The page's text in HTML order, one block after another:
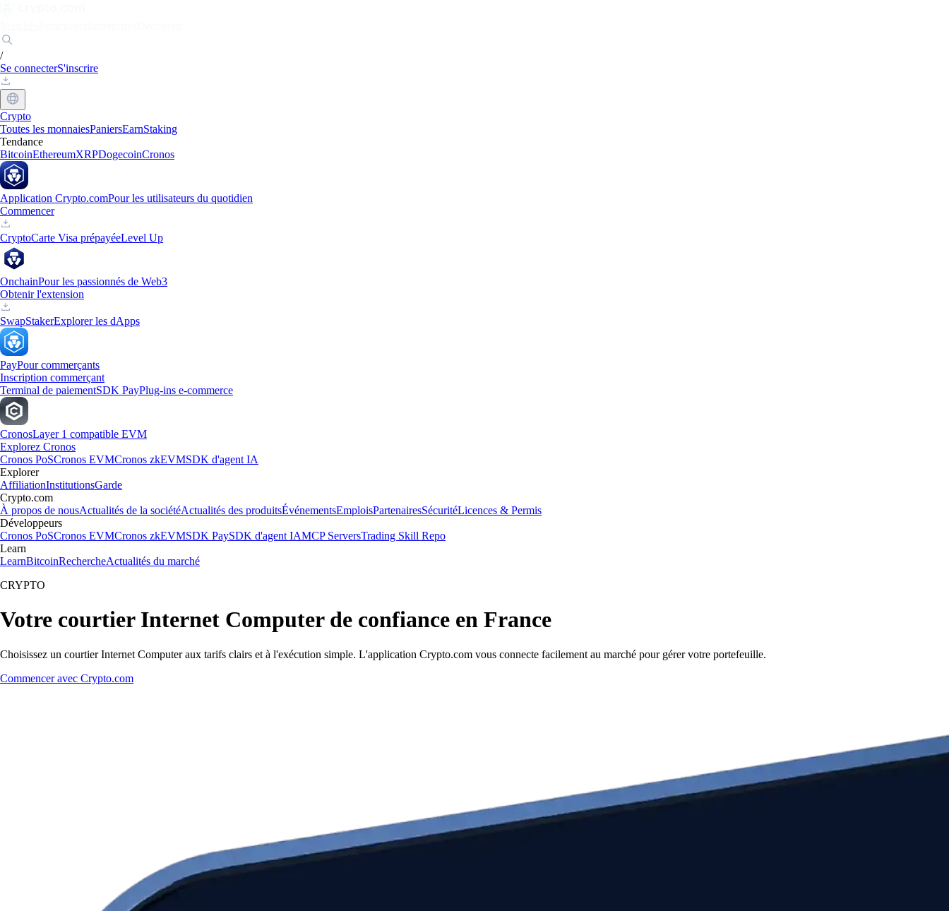
/
Se connecterS'inscrire
Crypto
Toutes les monnaiesPaniersEarnStaking
Tendance
BitcoinEthereumXRPDogecoinCronos
Application Crypto.comPour les utilisateurs du quotidien
Commencer
CryptoCarte Visa prépayéeLevel Up
OnchainPour les passionnés de Web3
Obtenir l'extension
SwapStakerExplorer les dApps
PayPour commerçants
Inscription commerçant
Terminal de paiementSDK PayPlug-ins e-commerce
CronosLayer 1 compatible EVM
Explorez Cronos
Cronos PoSCronos EVMCronos zkEVMSDK d'agent IA
Explorer
AffiliationInstitutionsGarde
Crypto.com
À propos de nousActualités de la sociétéActualités des produitsÉvénementsEmploisPartenairesSécuritéLicences & Permis
Développeurs
Cronos PoSCronos EVMCronos zkEVMSDK PaySDK d'agent IAMCP ServersTrading Skill Repo
Learn
LearnBitcoinRechercheActualités du marché
CRYPTO
Votre courtier Internet Computer de confiance en France
Choisissez un courtier Internet Computer aux tarifs clairs et à l'exécution simple. L'application Crypto.com vous connecte facilement au marché pour gérer votre portefeuille.
Commencer avec Crypto.com